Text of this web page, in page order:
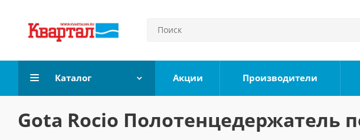
Каталог Акции Производители
Gota Rocio Полотенцедержатель